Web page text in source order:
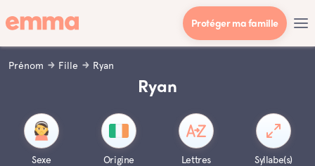
Protéger ma famille
Prénom Fille Ryan
Ryan
Sexe Origine Lettres Syllabe(s)